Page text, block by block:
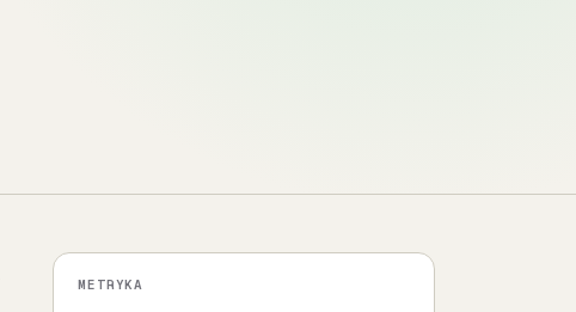
METRYKA